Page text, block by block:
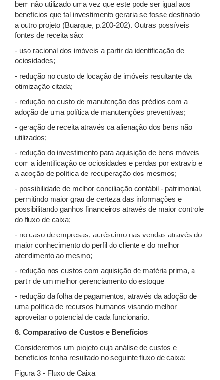
bem não utilizado uma vez que este pode ser igual aos
benefícios que tal investimento geraria se fosse destinado
a outro projeto (Buarque, p.200-202). Outras possíveis
fontes de receita são:
- uso racional dos imóveis a partir da identificação de
ociosidades;
- redução no custo de locação de imóveis resultante da
otimização citada;
- redução no custo de manutenção dos prédios com a
adoção de uma política de manutenções preventivas;
- geração de receita através da alienação dos bens não
utilizados;
- redução do investimento para aquisição de bens móveis
com a identificação de ociosidades e perdas por extravio e
a adoção de política de recuperação dos mesmos;
- possibilidade de melhor conciliação contábil - patrimonial,
permitindo maior grau de certeza das informações e
possibilitando ganhos financeiros através de maior controle
do fluxo de caixa;
- no caso de empresas, acréscimo nas vendas através do
maior conhecimento do perfil do cliente e do melhor
atendimento ao mesmo;
- redução nos custos com aquisição de matéria prima, a
partir de um melhor gerenciamento do estoque;
- redução da folha de pagamentos, através da adoção de
uma política de recursos humanos visando melhor
aproveitar o potencial de cada funcionário.
6. Comparativo de Custos e Benefícios
Consideremos um projeto cuja análise de custos e
benefícios tenha resultado no seguinte fluxo de caixa:
Figura 3 - Fluxo de Caixa